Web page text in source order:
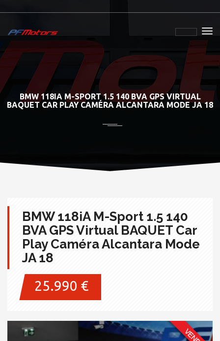
BMW 118IA M-SPORT 1.5 140 BVA GPS VIRTUAL
BAQUET CAR PLAY CAMÉRA ALCANTARA MODE JA 18
BMW 118iA M-Sport 1.5 140
BVA GPS Virtual BAQUET Car
Play Caméra Alcantara Mode
JA 18
25.990 €